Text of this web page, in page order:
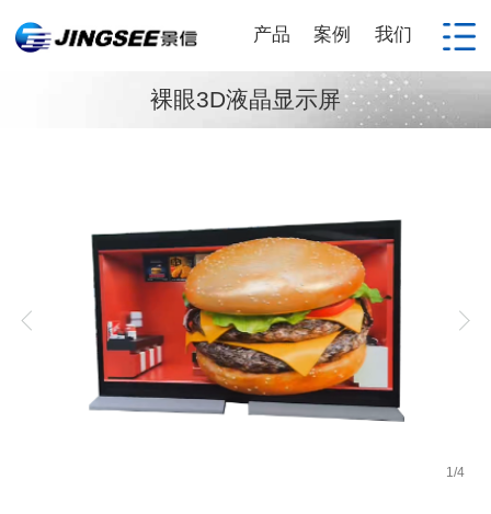
产品 案例 我们
裸眼3D液晶显示屏
1 /4